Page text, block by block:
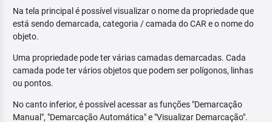
Na tela principal é possível visualizar o nome da propriedade que
está sendo demarcada, categoria / camada do CAR e o nome do
objeto.
Uma propriedade pode ter várias camadas demarcadas. Cada
camada pode ter vários objetos que podem ser polígonos, linhas
ou pontos.
No canto inferior, é possível acessar as funções "Demarcação
Manual", "Demarcação Automática" e "Visualizar Demarcação".